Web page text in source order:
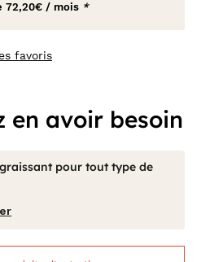
72,20€ / mois *
favoris
en avoir besoin
pour tout type de